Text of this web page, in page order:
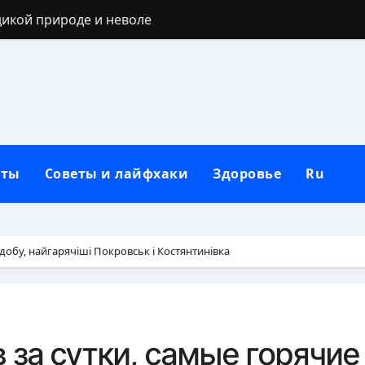
природе и неволе
черты лица, региональные различия и этническая
лет: запреты, приметы и разумные альтернативы
полный гайд от нуля до сильных рук
взгляд на природу зла в человеке
Советы и лайфхаки Здоровье Ru
найгарячіші Покровськ і Костянтинівка
сутки, самые горячие